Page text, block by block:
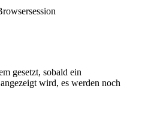
gesetzt, sobald ein
wird, es werden noch